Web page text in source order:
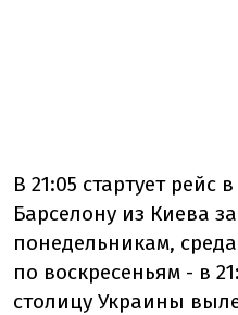
В 21:05 стартует рейс
Барселону из Киева
понедельникам,
по воскресеньям - в
столицу Украины